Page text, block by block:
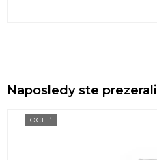
Naposledy ste prezerali
OCEĽ